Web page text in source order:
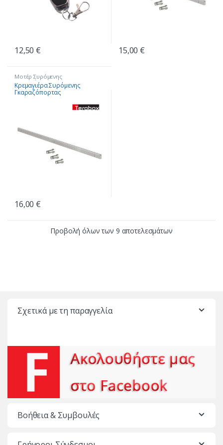
12,50 € 15,00 €
Μοτέρ Συρόμενης
Γκαραζόπορτας
Κρεμαγιέρα Συρόμενης
Γκαραζόπορτας
16,00 €
Προβολή όλων των 9 αποτελεσμάτων
Σχετικά με τη παραγγελία
Βοήθεια & Συμβουλές